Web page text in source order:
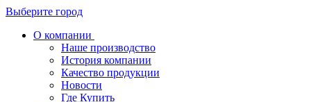
Выберите город
О компании
Наше производство
История компании
Качество продукции
Новости
Где Купить